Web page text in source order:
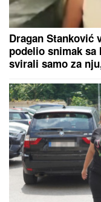
DRAMA KOD
komšije uradile